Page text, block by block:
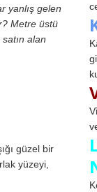
yanlış gelen
Metre üstü
alan
güzel bir
yüzeyi,